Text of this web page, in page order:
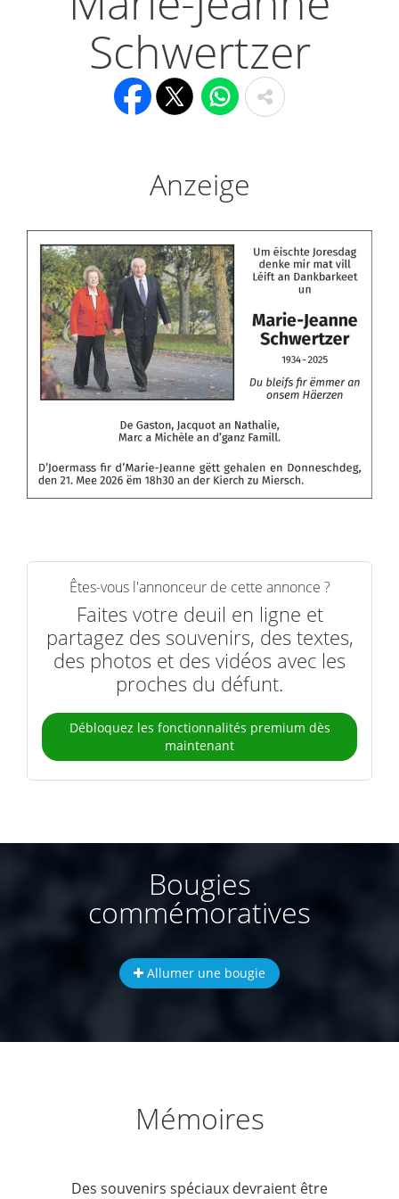
Schwertzer
Anzeige
Êtes-vous l'annonceur de cette annonce ?
Faites votre deuil en ligne et
partagez des souvenirs, des textes,
des photos et des vidéos avec les
proches du défunt.
Débloquez les fonctionnalités premium dès
maintenant
Bougies
commémoratives
Allumer une bougie
Mémoires
Des souvenirs spéciaux devraient être